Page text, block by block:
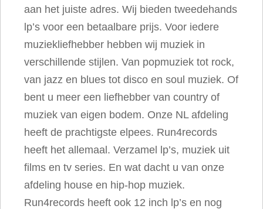
aan het juiste adres. Wij bieden tweedehands
lp’s voor een betaalbare prijs. Voor iedere
muziekliefhebber hebben wij muziek in
verschillende stijlen. Van popmuziek tot rock,
van jazz en blues tot disco en soul muziek. Of
bent u meer een liefhebber van country of
muziek van eigen bodem. Onze NL afdeling
heeft de prachtigste elpees. Run4records
heeft het allemaal. Verzamel lp’s, muziek uit
films en tv series. En wat dacht u van onze
afdeling house en hip-hop muziek.
Run4records heeft ook 12 inch lp’s en nog